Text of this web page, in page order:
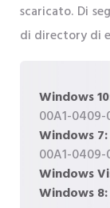
scaricato. Di
di directory di
Windows
00A1-0409-
Windows 7:
00A1-0409-
Windows
Windows 8: